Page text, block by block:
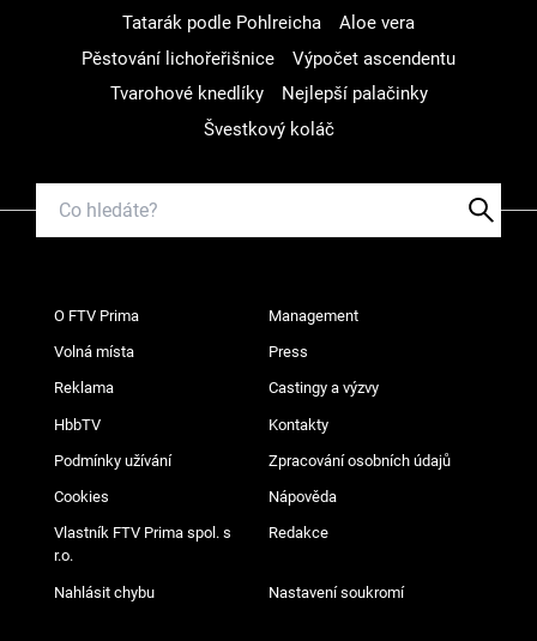
Tatarák podle Pohlreicha
Aloe vera
Pěstování lichořeřišnice
Výpočet ascendentu
Tvarohové knedlíky
Nejlepší palačinky
Švestkový koláč
O FTV Prima Management
Volná místa Press
Reklama Castingy a výzvy
HbbTV Kontakty
Podmínky užívání Zpracování osobních údajů
Cookies Nápověda
Vlastník FTV Prima spol. s
r.o.
Redakce
Nahlásit chybu Nastavení soukromí